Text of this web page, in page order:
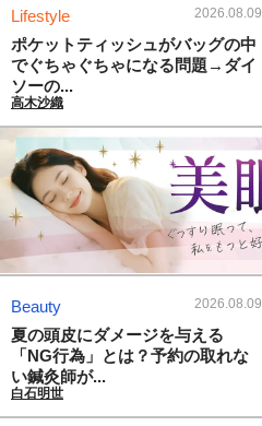
Lifestyle 2026.08.09
ポケットティッシュがバッグの中
でぐちゃぐちゃになる問題→ダイ
ソーの...
高木沙織
Beauty 2026.08.09
夏の頭皮にダメージを与える
「NG行為」とは？予約の取れな
い鍼灸師が...
白石明世